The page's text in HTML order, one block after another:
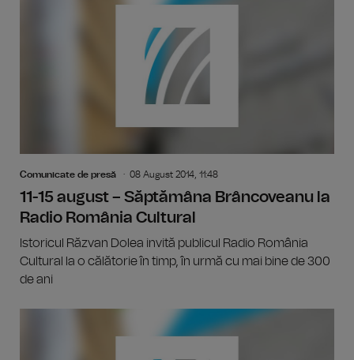
Comunicate de presă 08 August 2014, 11:48
11-15 august – Săptămâna Brâncoveanu la
Radio România Cultural
Istoricul Răzvan Dolea invită publicul Radio România
Cultural la o călătorie în timp, în urmă cu mai bine de 300
de ani